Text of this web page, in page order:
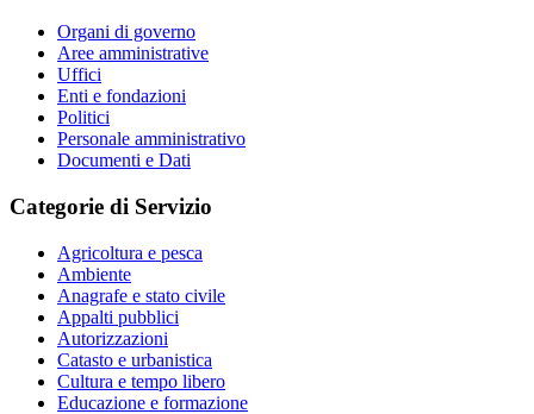
Organi di governo
Aree amministrative
Uffici
Enti e fondazioni
Politici
Personale amministrativo
Documenti e Dati
Categorie di Servizio
Agricoltura e pesca
Ambiente
Anagrafe e stato civile
Appalti pubblici
Autorizzazioni
Catasto e urbanistica
Cultura e tempo libero
Educazione e formazione